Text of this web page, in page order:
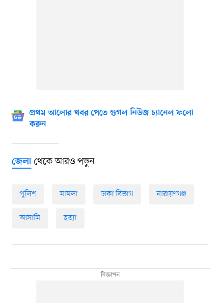
প্রথম আলোর খবর পেতে গুগল নিউজ চ্যানেল ফলো
করুন
জেলাথেকে আরও পড়ুন
পুলিশ মামলা ঢাকা বিভাগ নারায়ণগঞ্জ
আসামি হত্যা